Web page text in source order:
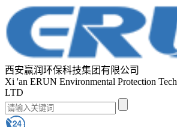
西安赢润环保科技集团有限公司
Xi 'an ERUN Environmental Protection
LTD